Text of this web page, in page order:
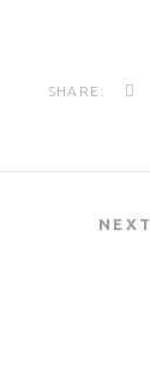
SHARE:
NEXT